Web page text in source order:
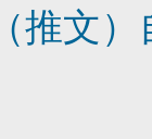
推文